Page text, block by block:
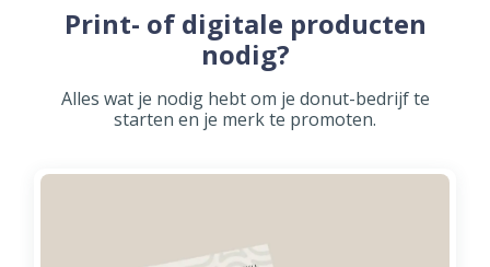
Print- of digitale producten
nodig?
Alles wat je nodig hebt om je donut-bedrijf te
starten en je merk te promoten.